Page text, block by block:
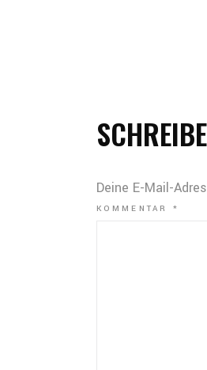
Deine E-Mail-
KOMMENTAR*